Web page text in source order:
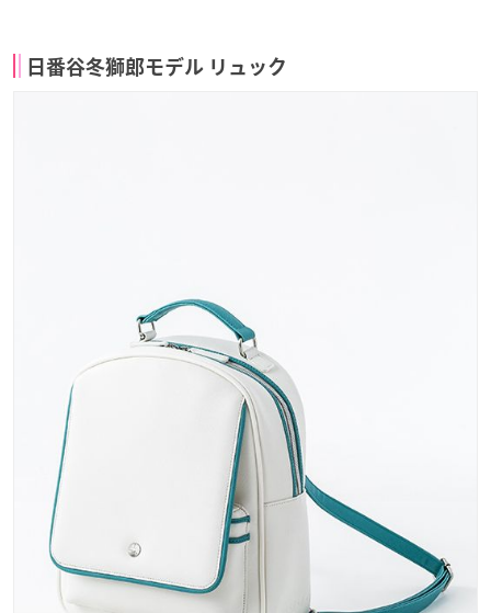
日番谷冬獅郎モデル リュック